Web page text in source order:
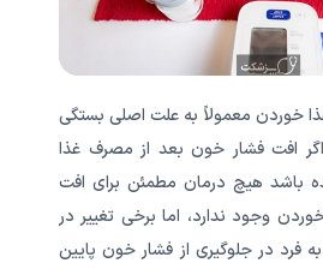
خوردن معمولاً به علت اصلی بستگی
اگر افت فشار خون بعد از مصرف غذا
باشد هیچ درمان مطمئن برای افت
وجود ندارد، اما برخی تغییر در
فرد در جلوگیری از فشار خون پایین